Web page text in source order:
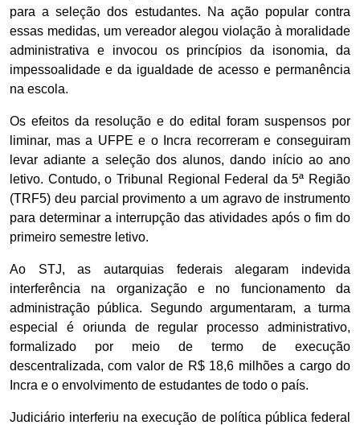
para a seleção dos estudantes. Na ação popular contra
essas medidas, um vereador alegou violação à moralidade
administrativa e invocou os princípios da isonomia, da
impessoalidade e da igualdade de acesso e permanência
na escola.
Os efeitos da resolução e do edital foram suspensos por
liminar, mas a UFPE e o Incra recorreram e conseguiram
levar adiante a seleção dos alunos, dando início ao ano
letivo. Contudo, o Tribunal Regional Federal da 5ª Região
(TRF5) deu parcial provimento a um agravo de instrumento
para determinar a interrupção das atividades após o fim do
primeiro semestre letivo.
Ao STJ, as autarquias federais alegaram indevida
interferência na organização e no funcionamento da
administração pública. Segundo argumentaram, a turma
especial é oriunda de regular processo administrativo,
formalizado por meio de termo de execução
descentralizada, com valor de R$ 18,6 milhões a cargo do
Incra e o envolvimento de estudantes de todo o país.
Judiciário interferiu na execução de política pública federal